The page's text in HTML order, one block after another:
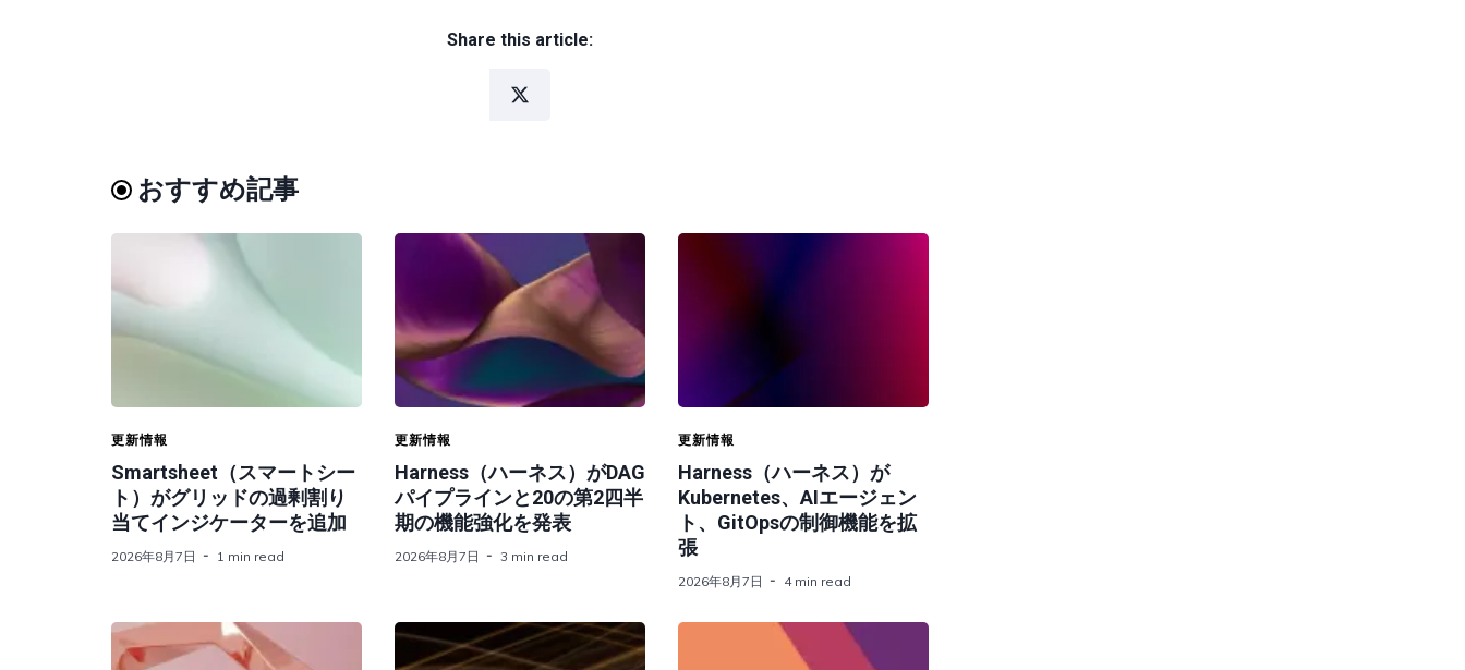
Share this article:
おすすめ記事
更新情報
Smartsheet（スマートシー
ト）がグリッドの過剰割り
当てインジケーターを追加
2026年8月7日 1 min read
更新情報
Harness（ハーネス）がDAG
パイプラインと20の第2四半
期の機能強化を発表
2026年8月7日 3 min read
更新情報
Harness（ハーネス）が
Kubernetes、AIエージェン
ト、GitOpsの制御機能を拡
張
2026年8月7日 4 min read